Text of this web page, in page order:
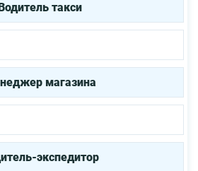
Водитель такси
магазина
экспедитор